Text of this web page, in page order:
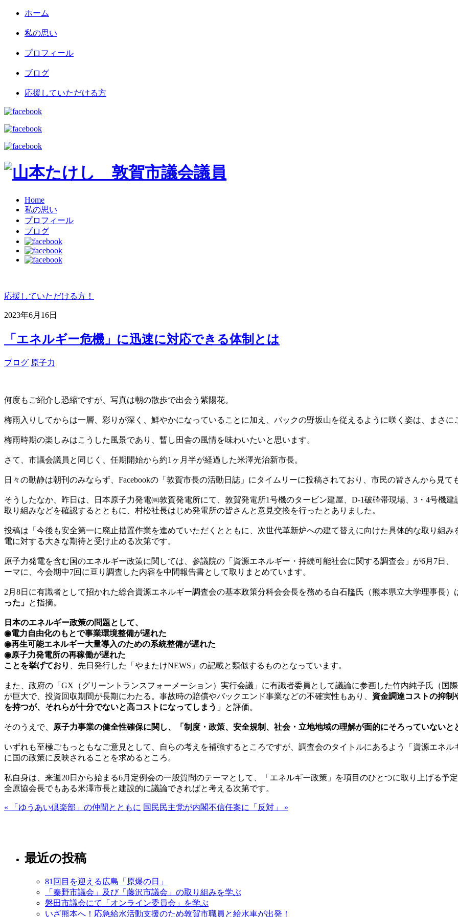
ホーム
私の思い
プロフィール
ブログ
応援していただける方
Home
私の思い
プロフィール
ブログ
応援していただける方！
2023年6月16日
「エネルギー危機」に迅速に対応できる体制とは
ブログ 原子力
何度もご紹介し恐縮ですが、写真は朝の散歩で出会う紫陽花。
梅雨入りしてからは一層、彩りが深く、鮮やかになっていることに加え、バックの野坂山を従えるように咲く姿は、まさに
梅雨時期の楽しみはこうした風景であり、暫し田舎の風情を味わいたいと思います。
さて、市議会議員と同じく、任期開始から約1ヶ月半が経過した米澤光治新市長。
日々の動静は朝刊のみならず、Facebookの「敦賀市長の活動日誌」にタイムリーに投稿されており、市民の皆さんから見
そうしたなか、昨日は、日本原子力発電㈱敦賀発電所にて、敦賀発電所1号機のタービン建屋、D-1破砕帯現場、3・4号機
取り組みなどを確認するとともに、村松社長はじめ発電所の皆さんと意見交換を行ったとありました。
投稿は「今後も安全第一に廃止措置作業を進めていただくとともに、次世代革新炉への建て替えに向けた具体的な取り組
電に対する大きな期待と受け止める次第です。
原子力発電を含む国のエネルギー政策に関しては、参議院の「資源エネルギー・持続可能社会に関する調査会」が6月7日
ーマに、今会期中7回に亘り調査した内容を中間報告書として取りまとめています。
2月8日に有識者として招かれた総合資源エネルギー調査会の基本政策分科会会長を務める白石隆氏（熊本県立大学理事長）
った」 と指摘。
日本のエネルギー政策の問題として、
◉電力自由化のもとで事業環境整備が遅れた
◉再生可能エネルギー大量導入のための系統整備が遅れた
◉原子力発電所の再稼働が遅れた
ことを挙げており
、先日発行した「やまたけNEWS」の記載と類似するものとなっています。
また、政府の「GX（グリーントランスフォーメーション）実行会議」に有識者委員として議論に参画した竹内純子氏（国
が巨大で、投資回収期間が長期にわたる。事故時の賠償やバックエンド事業などの不確実性もあり、 資金調達コストの抑制
を持つが、それらが十分でないと高コストになってしまう 」と評価。
そのうえで、 原子力事業の健全性確保に関し、「制度・政策、安全規制、社会・立地地域の理解が面的にそろっていない
いずれも至極ごもっともなご意見として、自らの考えを補強するところですが、調査会のタイトルにあるよう「資源エネ
に国の政策に反映されることを求めるところ。
私自身は、来週20日から始まる6月定例会の一般質問のテーマとして、「エネルギー政策」を項目のひとつに取り上げる予
全原協会長でもある米澤市長と建設的に議論できればと考える次第です。
« 「ゆうあい倶楽部」の仲間とともに 国民民主党が内閣不信任案に「反対」 »
最近の投稿
81回目を迎える広島「原爆の日」
「秦野市議会」及び「藤沢市議会」の取り組みを学ぶ
磐田市議会にて「オンライン委員会」を学ぶ
いざ熊本へ！応急給水活動支援のため敦賀市職員と給水車が出発！